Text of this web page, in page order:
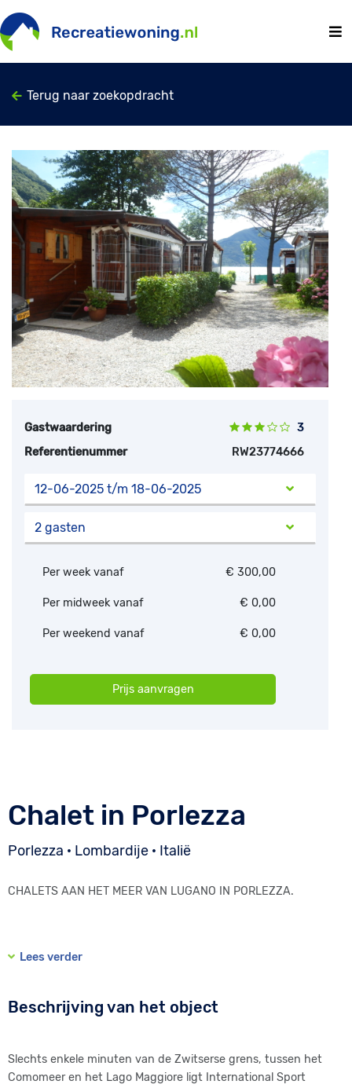
Terug naar zoekopdracht
Previous
Next
Gastwaardering
3
Referentienummer
RW23774666
12-06-2025 t/m 18-06-2025
2 gasten
Per week vanaf € 300,00
Per midweek vanaf € 0,00
Per weekend vanaf € 0,00
Prijs aanvragen
Chalet in Porlezza
Porlezza · Lombardije · Italië
CHALETS AAN HET MEER VAN LUGANO IN PORLEZZA.
Lees verder
Beschrijving van het object
Slechts enkele minuten van de Zwitserse grens, tussen het
Comomeer en het Lago Maggiore ligt International Sport